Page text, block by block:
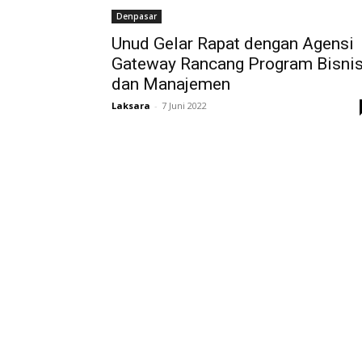
Denpasar
Unud Gelar Rapat dengan Agensi
Gateway Rancang Program
dan Manajemen
Laksara - 7 Juni 2022